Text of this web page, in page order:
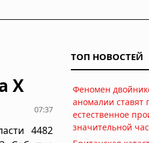
X
07:37
4482
ТОП НОВОСТЕЙ
Феномен
аномалии ставят
естественное
значительной